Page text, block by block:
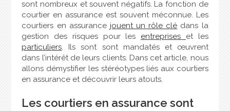
sont nombreux et souvent négatifs. La fonction de
courtier en assurance est souvent méconnue. Les
courtiers en assurance jouent un rôle clé dans la
gestion des risques pour les entreprises et les
particuliers. Ils sont sont mandatés et œuvrent
dans l’intérêt de leurs clients. Dans cet article, nous
allons démystifier les stéréotypes liés aux courtiers
en assurance et découvrir leurs atouts.
Les courtiers en assurance sont